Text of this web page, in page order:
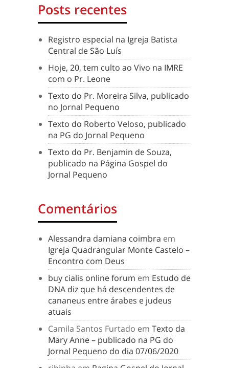
Posts recentes
Registro especial na Igreja Batista
Central de São Luís
Hoje, 20, tem culto ao Vivo na IMRE
com o Pr. Leone
Texto do Pr. Moreira Silva, publicado
no Jornal Pequeno
Texto do Roberto Veloso, publicado
na PG do Jornal Pequeno
Texto do Pr. Benjamin de Souza,
publicado na Página Gospel do
Jornal Pequeno
Comentários
Alessandra damiana coimbra em
Igreja Quadrangular Monte Castelo –
Encontro com Deus
buy cialis online forum em Estudo de
DNA diz que há descendentes de
cananeus entre árabes e judeus
atuais
Camila Santos Furtado em Texto da
Mary Anne – publicado na PG do
Jornal Pequeno do dia 07/06/2020